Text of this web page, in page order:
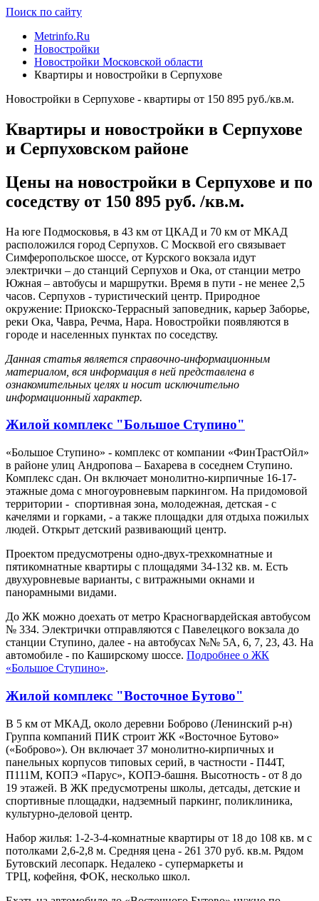
Поиск по сайту
Metrinfo.Ru
Новостройки
Новостройки Московской области
Квартиры и новостройки в Серпухове
Новостройки в Серпухове - квартиры от 150 895 руб./кв.м.
Квартиры и новостройки в Серпухове
и Серпуховском районе
Цены на новостройки в Серпухове и по
соседству от 150 895 руб. /кв.м.
На юге Подмосковья, в 43 км от ЦКАД и 70 км от МКАД
расположился город Серпухов. С Москвой его связывает
Симферопольское шоссе, от Курского вокзала идут
электрички – до станций Серпухов и Ока, от станции метро
Южная – автобусы и маршрутки. Время в пути - не менее 2,5
часов. Серпухов - туристический центр. Природное
окружение: Приокско-Террасный заповедник, карьер Заборье,
реки Ока, Чавра, Речма, Нара. Новостройки появляются в
городе и населенных пунктах по соседству.
Данная статья является справочно-информационным
материалом, вся информация в ней представлена в
ознакомительных целях и носит исключительно
информационный характер.
Жилой комплекс "Большое Ступино"
«Большое Ступино» - комплекс от компании «ФинТрастОйл»
в районе улиц Андропова – Бахарева в соседнем Ступино.
Комплекс сдан. Он включает монолитно-кирпичные 16-17-
этажные дома с многоуровневым паркингом. На придомовой
территории - спортивная зона, молодежная, детская - с
качелями и горками, - а также площадки для отдыха пожилых
людей. Открыт детский развивающий центр.
Проектом предусмотрены одно-двух-трехкомнатные и
пятикомнатные квартиры с площадями 34-132 кв. м. Есть
двухуровневые варианты, с витражными окнами и
панорамными видами.
До ЖК можно доехать от метро Красногвардейская автобусом
№ 334. Электрички отправляются с Павелецкого вокзала до
станции Ступино, далее - на автобусах №№ 5А, 6, 7, 23, 43. На
автомобиле - по Каширскому шоссе. Подробнее о ЖК
«Большое Ступино».
Жилой комплекс "Восточное Бутово"
В 5 км от МКАД, около деревни Боброво (Ленинский р-н)
Группа компаний ПИК строит ЖК «Восточное Бутово»
(«Боброво»). Он включает 37 монолитно-кирпичных и
панельных корпусов типовых серий, в частности - П44Т,
П111М, КОПЭ «Парус», КОПЭ-башня. Высотность - от 8 до
19 этажей. В ЖК предусмотрены школы, детсады, детские и
спортивные площадки, надземный паркинг, поликлиника,
культурно-деловой центр.
Набор жилья: 1-2-3-4-комнатные квартиры от 18 до 108 кв. м с
потолками 2,6-2,8 м. Средняя цена - 261 370 руб. кв.м. Рядом
Бутовский лесопарк. Недалеко - супермаркеты и
ТРЦ, кофейня, ФОК, несколько школ.